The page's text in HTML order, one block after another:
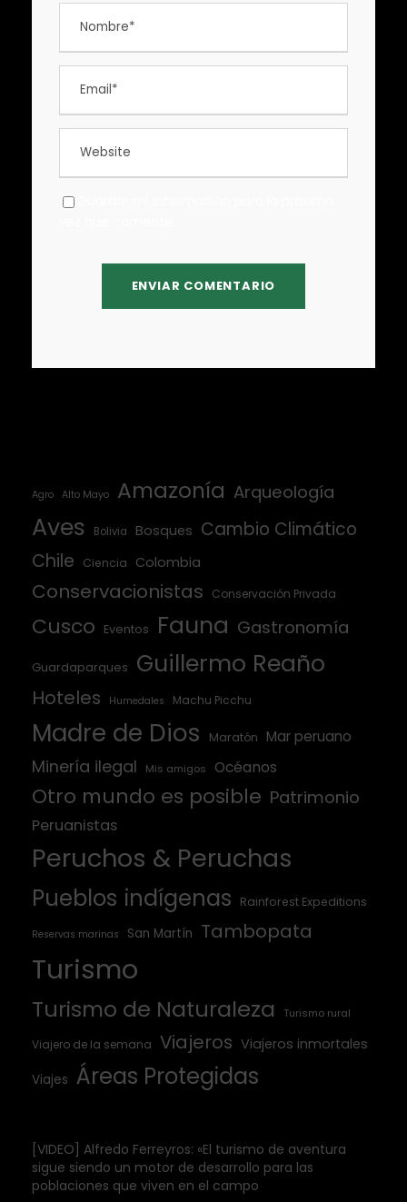
Agro Alto Mayo Amazonía Arqueología
Aves Bolivia Bosques Cambio Climático
Chile
Ciencia Colombia
Conservacionistas Conservación Privada
Cusco Eventos Fauna Gastronomía
Guardaparques Guillermo Reaño
Hoteles Humedales Machu Picchu
Madre de Dios Maratón Mar peruano
Minería ilegal Mis amigos Océanos
Otro mundo es posible Patrimonio
Peruanistas
Peruchos & Peruchas
Pueblos indígenas Rainforest Expeditions
Reservas marinas San Martín Tambopata
Turismo
Turismo de Naturaleza Turismo rural
Viajero de la semana Viajeros Viajeros inmortales
Viajes Áreas Protegidas
[VIDEO] Alfredo Ferreyros: «El turismo de aventura
sigue siendo un motor de desarrollo para las
poblaciones que viven en el campo